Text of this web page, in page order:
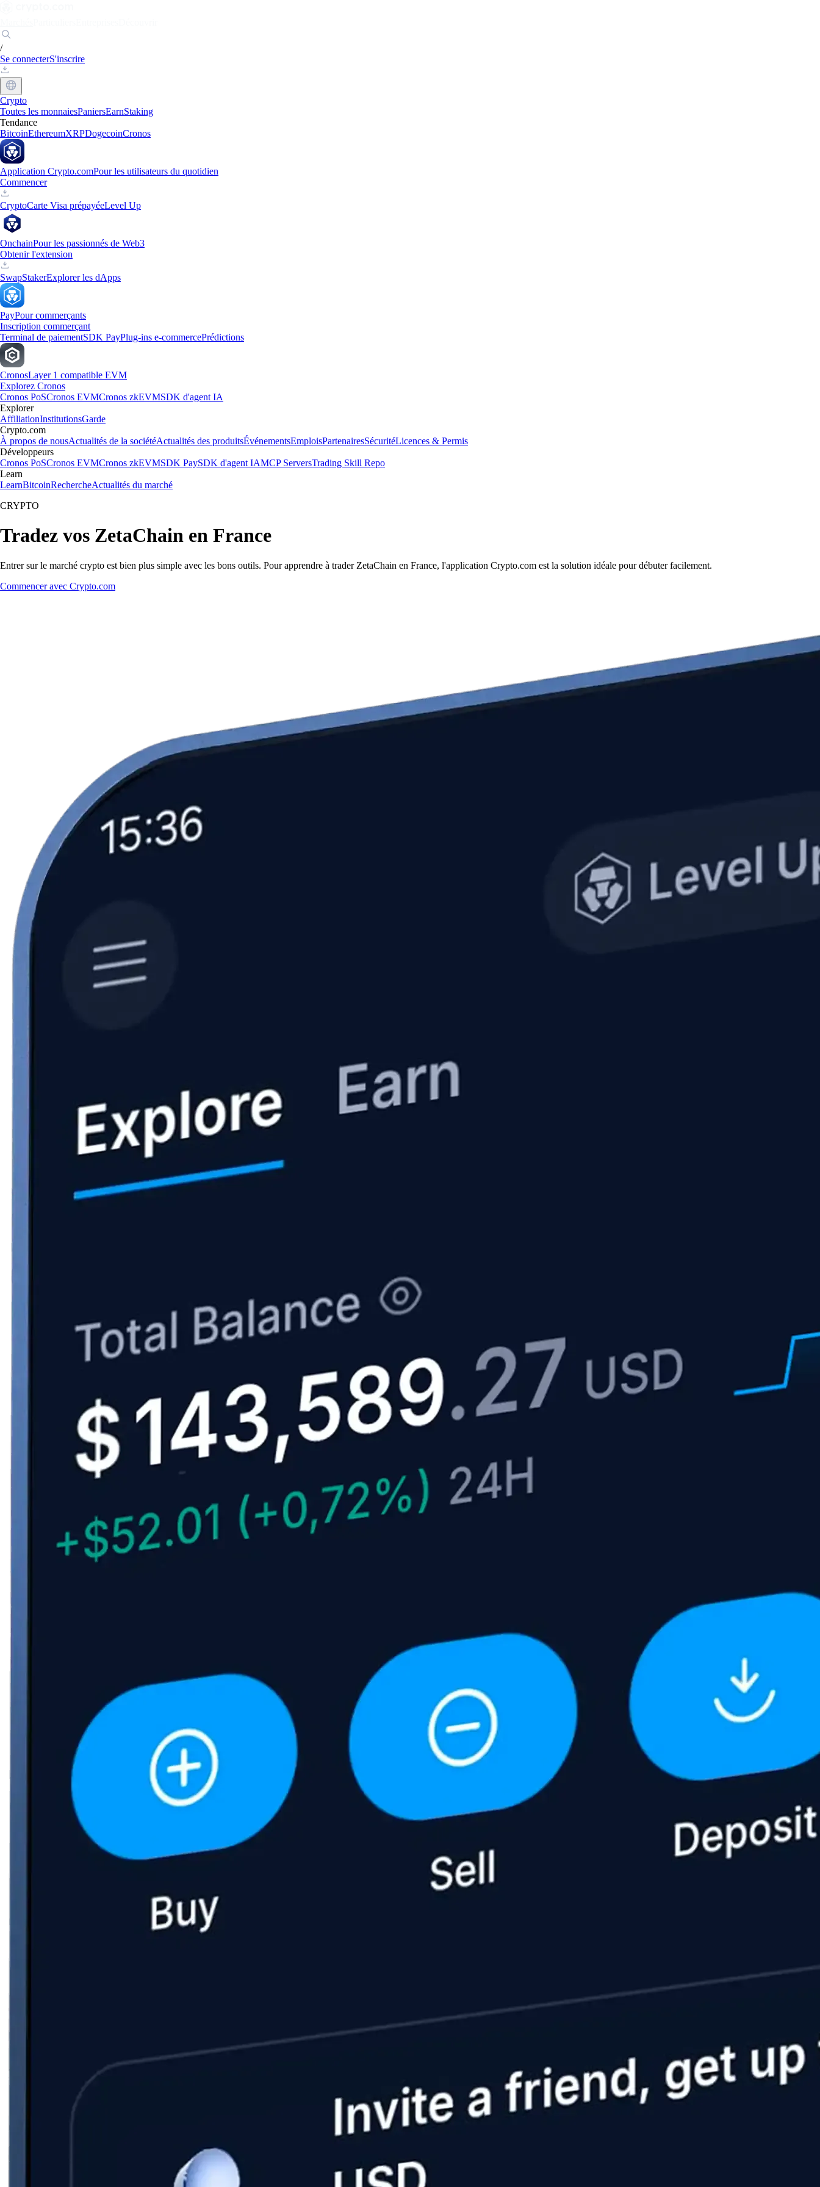
/
Se connecterS'inscrire
Crypto
Toutes les monnaiesPaniersEarnStaking
Tendance
BitcoinEthereumXRPDogecoinCronos
Application Crypto.comPour les utilisateurs du quotidien
Commencer
CryptoCarte Visa prépayéeLevel Up
OnchainPour les passionnés de Web3
Obtenir l'extension
SwapStakerExplorer les dApps
PayPour commerçants
Inscription commerçant
Terminal de paiementSDK PayPlug-ins e-commercePrédictions
CronosLayer 1 compatible EVM
Explorez Cronos
Cronos PoSCronos EVMCronos zkEVMSDK d'agent IA
Explorer
AffiliationInstitutionsGarde
Crypto.com
À propos de nousActualités de la sociétéActualités des produitsÉvénementsEmploisPartenairesSécuritéLicences & Permis
Développeurs
Cronos PoSCronos EVMCronos zkEVMSDK PaySDK d'agent IAMCP ServersTrading Skill Repo
Learn
LearnBitcoinRechercheActualités du marché
CRYPTO
Tradez vos ZetaChain en France
Entrer sur le marché crypto est bien plus simple avec les bons outils. Pour apprendre à trader ZetaChain en France, l'application Crypto.com est la solution idéale pour débuter facilement.
Commencer avec Crypto.com